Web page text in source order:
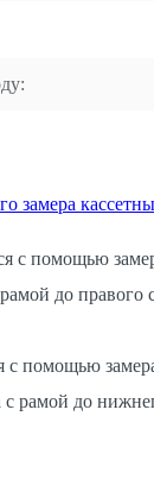
замера
с помощью
до правого
с помощью
с рамой до